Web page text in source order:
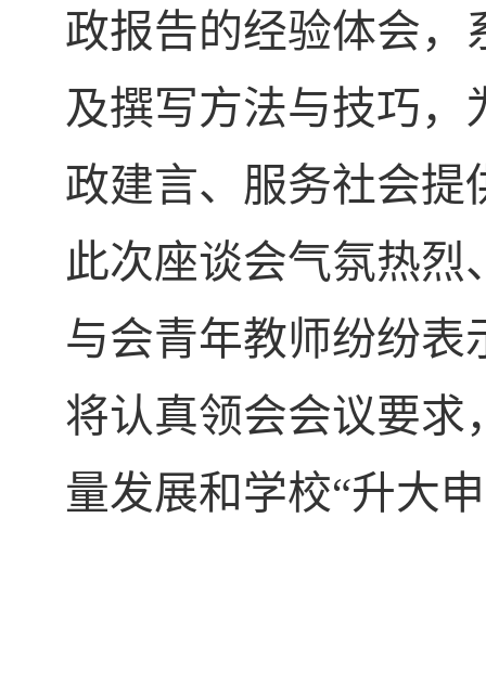
政报告的经验体会，
及撰写方法与技巧
政建言、服务社会提
此次座谈会气氛热
与会青年教师纷纷表
将认真领会会议要求
量发展和学校“升大